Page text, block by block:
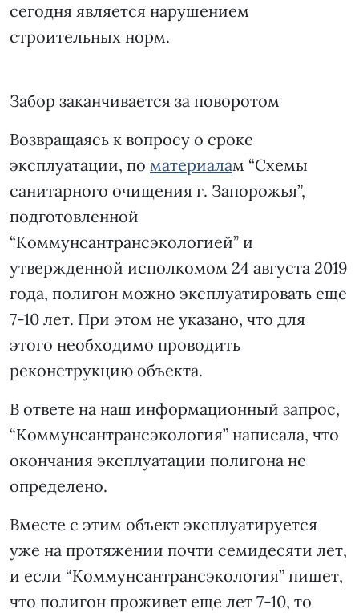
сегодня является нарушением
строительных норм.
Забор заканчивается за поворотом
Возвращаясь к вопросу о сроке
эксплуатации, по материалам “Схемы
санитарного очищения г. Запорожья”,
подготовленной
“Коммунсантрансэкологией” и
утвержденной исполкомом 24 августа 2019
года, полигон можно эксплуатировать еще
7-10 лет. При этом не указано, что для
этого необходимо проводить
реконструкцию объекта.
В ответе на наш информационный запрос,
“Коммунсантрансэкология” написала, что
окончания эксплуатации полигона не
определено.
Вместе с этим объект эксплуатируется
уже на протяжении почти семидесяти лет,
и если “Коммунсантрансэкология” пишет,
что полигон проживет еще лет 7-10, то